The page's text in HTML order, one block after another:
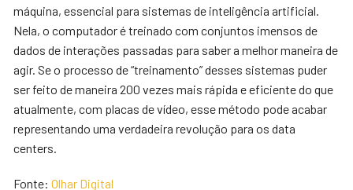
máquina, essencial para sistemas de inteligência artificial.
Nela, o computador é treinado com conjuntos imensos de
dados de interações passadas para saber a melhor maneira de
agir. Se o processo de “treinamento” desses sistemas puder
ser feito de maneira 200 vezes mais rápida e eficiente do que
atualmente, com placas de vídeo, esse método pode acabar
representando uma verdadeira revolução para os data
centers.
Fonte:Olhar Digital